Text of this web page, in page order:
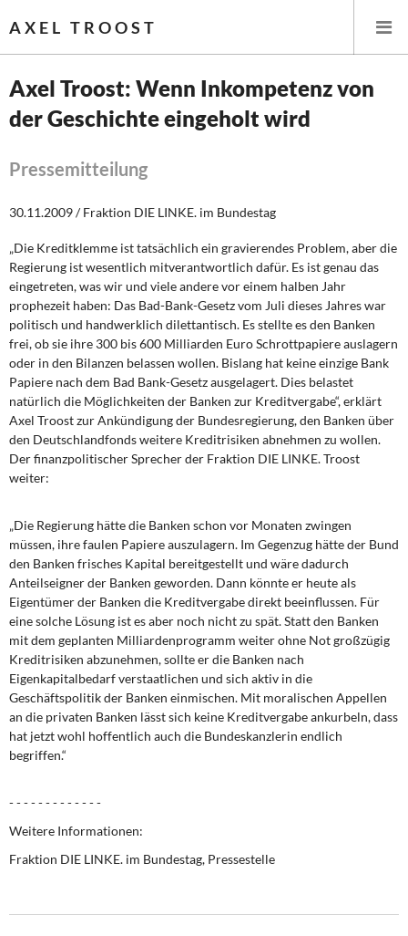
AXEL TROOST
Startseite
Themen
Leitlinien linker Wirtschafts- und Finanzpolitik
Wirtschaftspolitik
Steuer- und Finanzpolitik
Öffentliche Infrastruktur und Daseinsvorsorge
Eurokrise und Griechenland
DIE LINKE
Weitere Themen
Institut Solidarische Moderne
Rosa-Luxemburg-Stiftung
Über mich
Kontakt
Axel Troost: Wenn Inkompetenz von
der Geschichte eingeholt wird
Pressemitteilung
30.11.2009 / Fraktion DIE LINKE. im Bundestag
„Die Kreditklemme ist tatsächlich ein gravierendes Problem, aber die
Regierung ist wesentlich mitverantwortlich dafür. Es ist genau das
eingetreten, was wir und viele andere vor einem halben Jahr
prophezeit haben: Das Bad-Bank-Gesetz vom Juli dieses Jahres war
politisch und handwerklich dilettantisch. Es stellte es den Banken
frei, ob sie ihre 300 bis 600 Milliarden Euro Schrottpapiere auslagern
oder in den Bilanzen belassen wollen. Bislang hat keine einzige Bank
Papiere nach dem Bad Bank-Gesetz ausgelagert. Dies belastet
natürlich die Möglichkeiten der Banken zur Kreditvergabe“, erklärt
Axel Troost zur Ankündigung der Bundesregierung, den Banken über
den Deutschlandfonds weitere Kreditrisiken abnehmen zu wollen.
Der finanzpolitischer Sprecher der Fraktion DIE LINKE. Troost
weiter:
„Die Regierung hätte die Banken schon vor Monaten zwingen
müssen, ihre faulen Papiere auszulagern. Im Gegenzug hätte der Bund
den Banken frisches Kapital bereitgestellt und wäre dadurch
Anteilseigner der Banken geworden. Dann könnte er heute als
Eigentümer der Banken die Kreditvergabe direkt beeinflussen. Für
eine solche Lösung ist es aber noch nicht zu spät. Statt den Banken
mit dem geplanten Milliardenprogramm weiter ohne Not großzügig
Kreditrisiken abzunehmen, sollte er die Banken nach
Eigenkapitalbedarf verstaatlichen und sich aktiv in die
Geschäftspolitik der Banken einmischen. Mit moralischen Appellen
an die privaten Banken lässt sich keine Kreditvergabe ankurbeln, dass
hat jetzt wohl hoffentlich auch die Bundeskanzlerin endlich
begriffen.“
- - - - - - - - - - - - -
Weitere Informationen:
Fraktion DIE LINKE. im Bundestag, Pressestelle